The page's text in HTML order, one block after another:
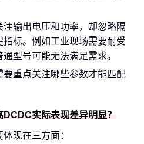
输出电压和功率，却忽略隔
标。例如工业现场需要耐受
型号可能无法满足需求。
重点关注哪些参数才能匹配
实际表现差异明显？
现在三方面：